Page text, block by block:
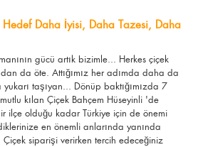
Daha İyisi, Daha Tazesi, Daha
gücü artık bizimle... Herkes çiçek
da öte. Attığımız her adımda daha da
taşıyan... Dönüp baktığımızda 7
kılan Çiçek Bahçem Hüseyinli 'de
ilçe olduğu kadar Türkiye için de önemi
en önemli anlarında yanında
siparişi verirken tercih edeceğiniz